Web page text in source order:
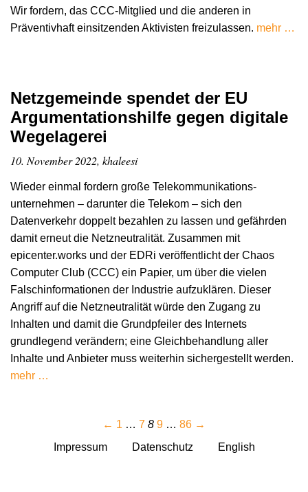
Wir fordern, das CCC-Mitglied und die anderen in
Präventivhaft einsitzenden Aktivisten freizulassen. mehr …
Netzgemeinde spendet der EU
Argumentationshilfe gegen digitale
Wegelagerei
10. November 2022, khaleesi
Wieder einmal fordern große Tele­kommunikations­
unternehmen – darunter die Telekom – sich den
Datenverkehr doppelt bezahlen zu lassen und gefährden
damit erneut die Netzneutralität. Zusammen mit
epicenter.works und der EDRi veröffentlicht der Chaos
Computer Club (CCC) ein Papier, um über die vielen
Falschinformationen der Industrie aufzuklären. Dieser
Angriff auf die Netzneutralität würde den Zugang zu
Inhalten und damit die Grundpfeiler des Internets
grundlegend verändern; eine Gleichbehandlung aller
Inhalte und Anbieter muss weiterhin sichergestellt werden.
mehr …
← 1 … 7 8 9 … 86 →
Impressum
Datenschutz English